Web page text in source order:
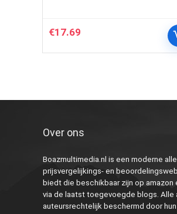
€17.69
Over ons
Boazmultimedia.nl is een moderne
prijsvergelijkings- en
biedt die beschikbaar zijn op
via de laatst toegevoegde blogs. Alle
auteursrechtelijk beschermd door